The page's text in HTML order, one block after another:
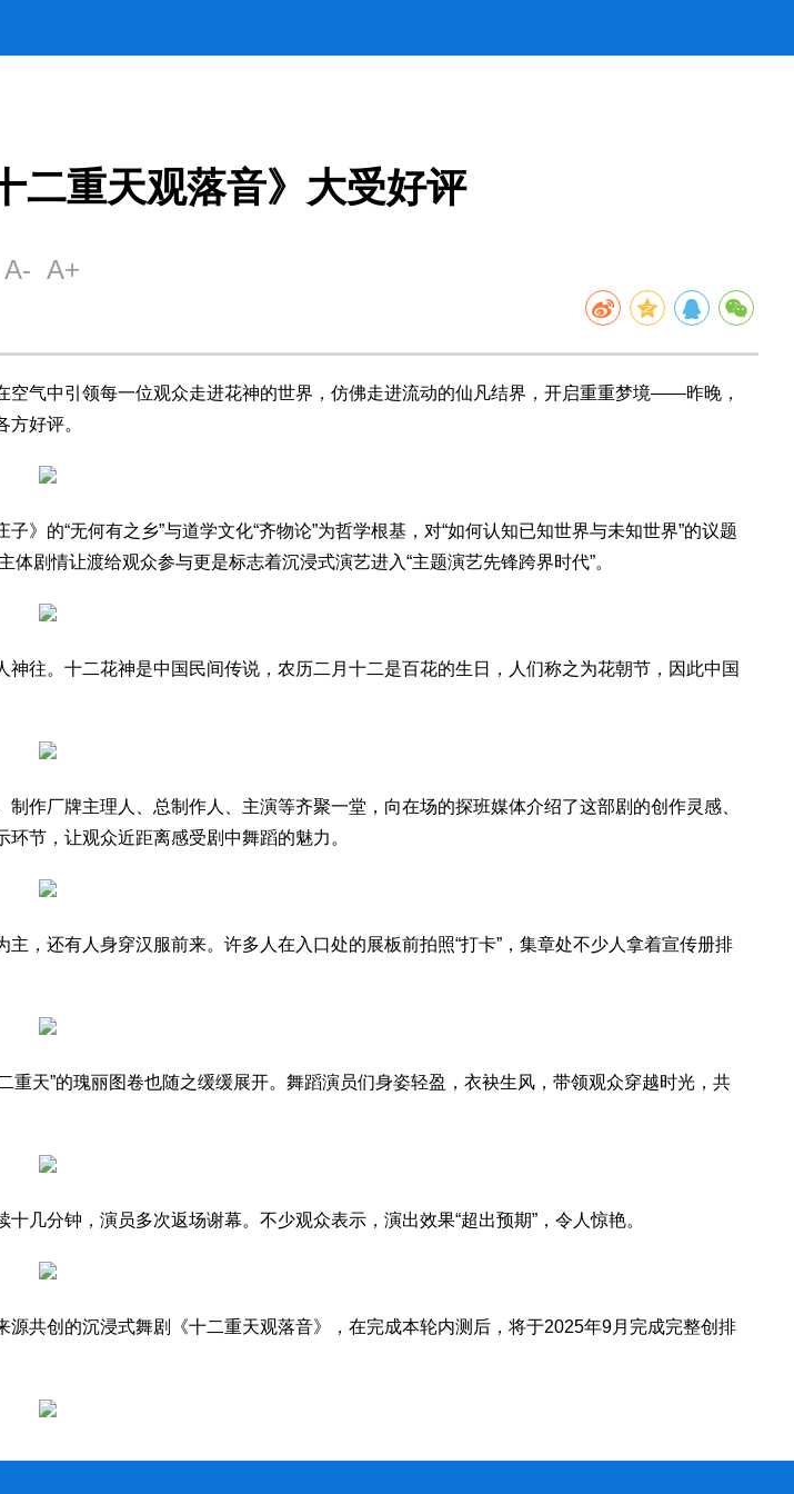
二重天观落音》大受好评
气中引领每一位观众走进花神的世界，仿佛走进流动的仙凡结界，开启重重梦境——昨晚，
好评。
的“无何有之乡”与道学文化“齐物论”为哲学根基，对“如何认知已知世界与未知世界”的议题
剧情让渡给观众参与更是标志着沉浸式演艺进入“主题演艺先锋跨界时代”。
往。十二花神是中国民间传说，农历二月十二是百花的生日，人们称之为花朝节，因此中国
作厂牌主理人、总制作人、主演等齐聚一堂，向在场的探班媒体介绍了这部剧的创作灵感、
节，让观众近距离感受剧中舞蹈的魅力。
，还有人身穿汉服前来。许多人在入口处的展板前拍照“打卡”，集章处不少人拿着宣传册排
重天”的瑰丽图卷也随之缓缓展开。舞蹈演员们身姿轻盈，衣袂生风，带领观众穿越时光，共
几分钟，演员多次返场谢幕。不少观众表示，演出效果“超出预期”，令人惊艳。
共创的沉浸式舞剧《十二重天观落音》，在完成本轮内测后，将于2025年9月完成完整创排